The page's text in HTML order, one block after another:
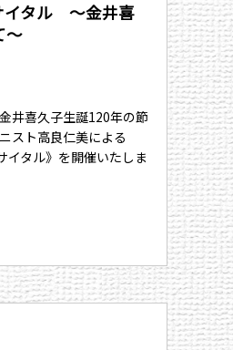
イタル 〜金井喜
〜
井喜久子生誕120年の節
スト高良仁美による
イタル》を開催いたしま